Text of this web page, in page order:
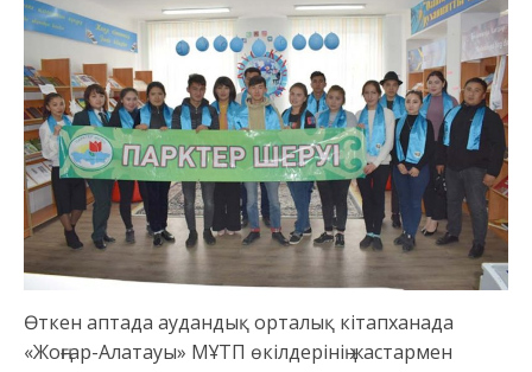
Өткен аптада аудандық орталық кітапханада
«Жоңғар-Алатауы» МҰТП өкілдерінің жастармен